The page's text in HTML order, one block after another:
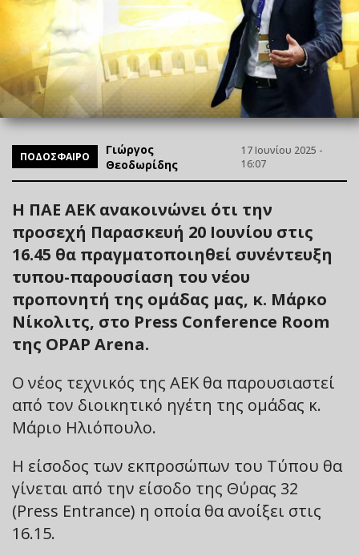
ΠΟΔΟΣΦΑΙΡΟ
Γιώργος
Θεοδωρίδης
17 Ιουνίου 2025 -
16:07
H ΠΑΕ ΑΕΚ ανακοινώνει ότι την
προσεχή Παρασκευή 20 Ιουνίου στις
16.45 θα πραγματοποιηθεί συνέντευξη
τυπου-παρουσίαση του νέου
προπονητή της ομάδας μας, κ. Μάρκο
Νίκολιτς, στο Press Conference Room
της OPAP Arena.
Ο νέος τεχνικός της ΑΕΚ θα παρουσιαστεί
από τον διοικητικό ηγέτη της ομάδας κ.
Μάριο Ηλιόπουλο.
Η είσοδος των εκπροσώπων του Τύπου θα
γίνεται από την είσοδο της Θύρας 32
(Press Entrance) η οποία θα ανοίξει στις
16.15.